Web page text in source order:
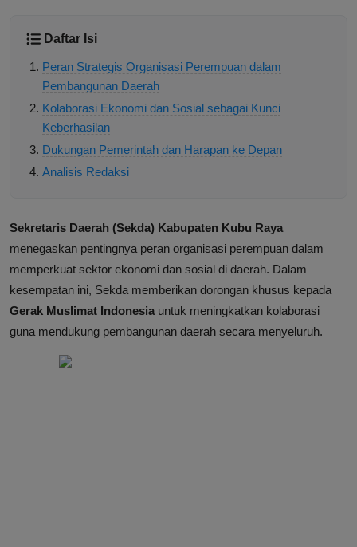
Daftar Isi
Peran Strategis Organisasi Perempuan dalam
Pembangunan Daerah
Kolaborasi Ekonomi dan Sosial sebagai Kunci
Keberhasilan
Dukungan Pemerintah dan Harapan ke Depan
Analisis Redaksi
Sekretaris Daerah (Sekda) Kabupaten Kubu Raya
menegaskan pentingnya peran organisasi perempuan dalam
memperkuat sektor ekonomi dan sosial di daerah. Dalam
kesempatan ini, Sekda memberikan dorongan khusus kepada
Gerak Muslimat Indonesia untuk meningkatkan kolaborasi
guna mendukung pembangunan daerah secara menyeluruh.